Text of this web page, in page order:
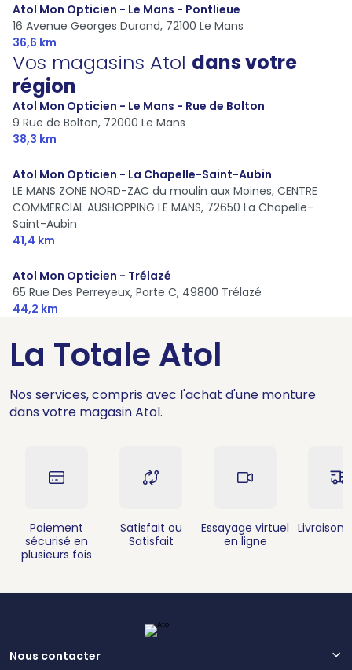
Atol Mon Opticien - Le Mans - Pontlieue
16 Avenue Georges Durand, 72100 Le Mans
36,6 km
Vos magasins Atol dans votre
région
Atol Mon Opticien - Le Mans - Rue de Bolton
9 Rue de Bolton, 72000 Le Mans
38,3 km
Atol Mon Opticien - La Chapelle-Saint-Aubin
LE MANS ZONE NORD-ZAC du moulin aux Moines, CENTRE
COMMERCIAL AUSHOPPING LE MANS, 72650 La Chapelle-
Saint-Aubin
41,4 km
Atol Mon Opticien - Trélazé
65 Rue Des Perreyeux, Porte C, 49800 Trélazé
44,2 km
La Totale Atol
Nos services, compris avec l'achat d'une monture
dans votre magasin Atol.
Paiement
sécurisé en
plusieurs fois
Satisfait ou
Satisfait
Essayage virtuel
en ligne
Livraison
Nous contacter